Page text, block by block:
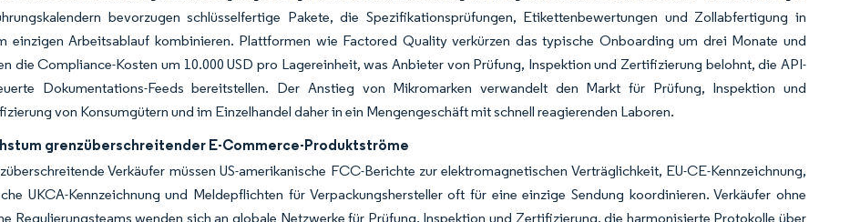
bevorzugen schlüsselfertige Pakete, die Spezifikationsprüfungen, Etikettenbewertungen und Zollabfertigung in
einzigen Arbeitsablauf kombinieren. Plattformen wie Factored Quality verkürzen das typische Onboarding um drei Monate und
die Compliance-Kosten um 10.000 USD pro Lagereinheit, was Anbieter von Prüfung, Inspektion und Zertifizierung belohnt, die API-
Dokumentations-Feeds bereitstellen. Der Anstieg von Mikromarken verwandelt den Markt für Prüfung, Inspektion und
von Konsumgütern und im Einzelhandel daher in ein Mengengeschäft mit schnell reagierenden Laboren.
grenzüberschreitender E-Commerce-Produktströme
Verkäufer müssen US-amerikanische FCC-Berichte zur elektromagnetischen Verträglichkeit, EU-CE-Kennzeichnung,
UKCA-Kennzeichnung und Meldepflichten für Verpackungshersteller oft für eine einzige Sendung koordinieren. Verkäufer ohne
Regulierungsteams wenden sich an globale Netzwerke für Prüfung, Inspektion und Zertifizierung, die harmonisierte Protokolle über